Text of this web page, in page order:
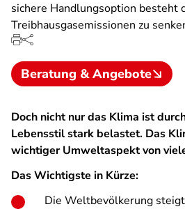
sichere Handlungsoption besteht
Treibhausgasemissionen zu
Beratung & Angebote
Doch nicht nur das Klima ist
Lebensstil stark belastet. Das
wichtiger Umweltaspekt von
Das Wichtigste in Kürze:
Die Weltbevölkerung